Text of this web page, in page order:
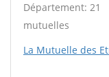
Département: 21
mutuelles
La Mutuelle des